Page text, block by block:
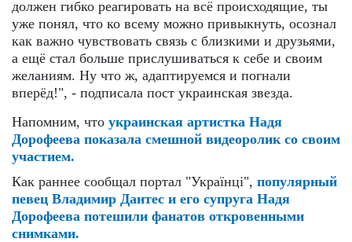
должен гибко реагировать на всё происходящие, ты
уже понял, что ко всему можно привыкнуть, осознал
как важно чувствовать связь с близкими и друзьями,
а ещё стал больше прислушиваться к себе и своим
желаниям. Ну что ж, адаптируемся и погнали
вперёд!", - подписала пост украинская звезда.
Напомним, что украинская артистка Надя
Дорофеева показала смешной видеоролик со своим
участием.
Как раннее сообщал портал "Українці", популярный
певец Владимир Дантес и его супруга Надя
Дорофеева потешили фанатов откровенными
снимками.